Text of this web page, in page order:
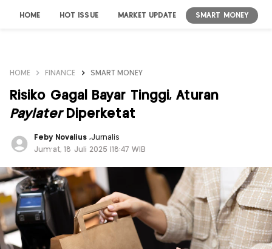
HOME HOT ISSUE MARKET UPDATE SMART MONEY
HOME FINANCE SMART MONEY
Risiko Gagal Bayar Tinggi, Aturan
PaylaterDiperketat
Feby Novalius ,Jurnalis
Jum'at, 18 Juli 2025 |18:47 WIB